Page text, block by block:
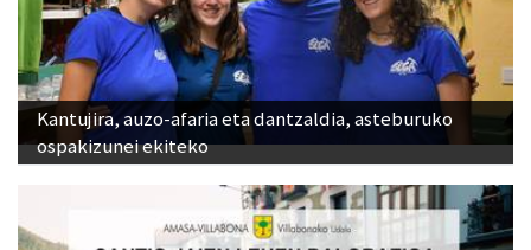
Kantujira, auzo-afaria eta dantzaldia, asteburuko
ospakizunei ekiteko